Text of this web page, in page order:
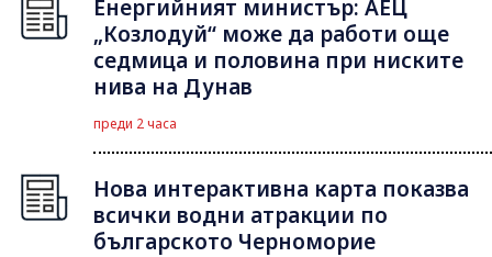
Енергийният министър: АЕЦ
„Козлодуй“ може да работи още
седмица и половина при ниските
нива на Дунав
преди 2 часа
Нова интерактивна карта показва
всички водни атракции по
българското Черноморие